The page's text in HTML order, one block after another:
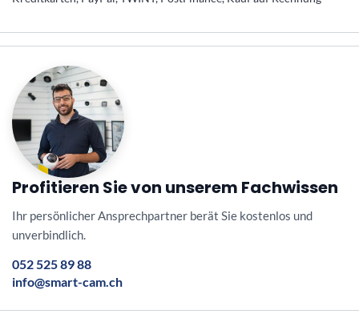
Profitieren Sie von unserem Fachwissen
Ihr persönlicher Ansprechpartner berät Sie kostenlos und
unverbindlich.
052 525 89 88
info@smart-cam.ch